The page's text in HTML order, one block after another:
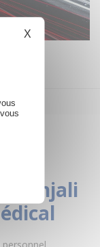
Anjali
X Masquer le